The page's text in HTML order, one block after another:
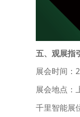
五、观展指
展会时间：
展会地点：
千里智能展